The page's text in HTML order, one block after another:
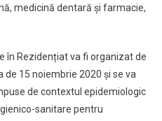
2020
Înscrierile
Pentru
Concursul
De
medicină dentară și farmacie,
în Rezidențiat va fi organizat de
15 noiembrie 2020 și se va
de contextul epidemiologic
sanitare pentru